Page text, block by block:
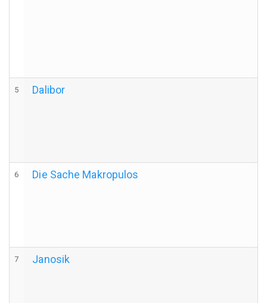
5 Dalibor
6 Die Sache Makropulos
7 Janosik